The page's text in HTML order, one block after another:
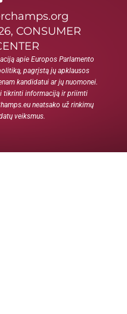
CONSUMER
apie Europos Parlamento
pagrįstą jų apklausos
kandidatui ar jų nuomonei.
tikrinti informaciją ir priimti
neatsako už rinkimų
veiksmus.